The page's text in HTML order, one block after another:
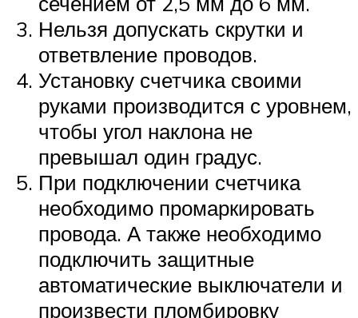
Нельзя допускать скрутки и
ответвление проводов.
Установку счетчика своими
руками производится с уровнем,
чтобы угол наклона не
превышал один градус.
При подключении счетчика
необходимо промаркировать
провода. А также необходимо
подключить защитные
автоматические выключатели и
произвести пломбировку